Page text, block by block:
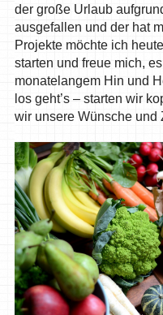
der große Urlaub
ausgefallen und der hat
Projekte möchte ich
starten und freue mich,
monatelangem Hin und
los geht’s – starten wir
wir unsere Wünsche und